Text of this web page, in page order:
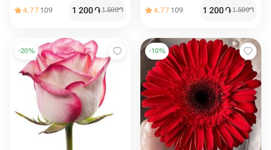
4.77 109 1 200֏1 500֏ 4.77 109 1 200֏1 500֏
-20% -10%